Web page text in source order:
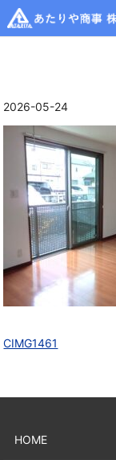
2026-05-24
CIMG1461
HOME